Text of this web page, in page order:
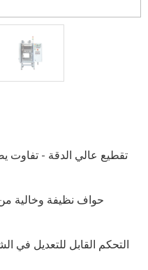
حواف نظيفة وخالية
التحكم القابل للتعديل في